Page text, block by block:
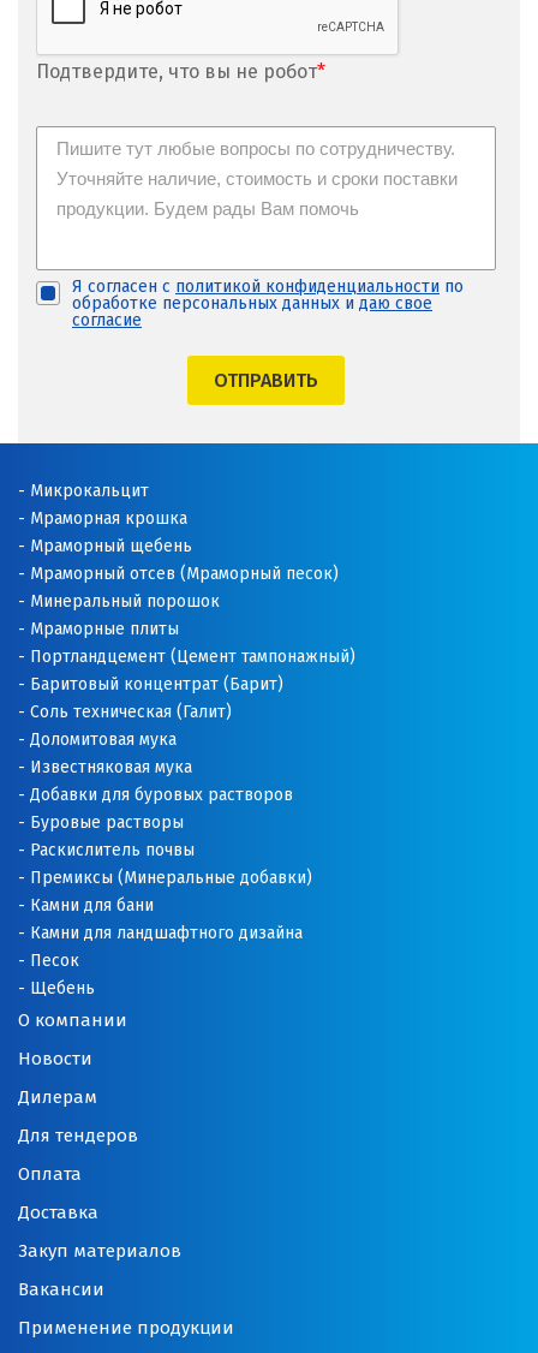
Подтвердите, что вы не робот*
Я согласен с политикой конфиденциальности по
обработке персональных данных и даю свое
согласие
ОТПРАВИТЬ
О компании
Новости
Дилерам
Для тендеров
Оплата
Доставка
Закуп материалов
Вакансии
Применение продукции
Микрокальцит
Мраморная крошка
Мраморный щебень
Мраморный отсев (Мраморный песок)
Минеральный порошок
Мраморные плиты
Портландцемент (Цемент тампонажный)
Баритовый концентрат (Барит)
Соль техническая (Галит)
Доломитовая мука
Известняковая мука
Добавки для буровых растворов
Буровые растворы
Раскислитель почвы
Премиксы (Минеральные добавки)
Камни для бани
Камни для ландшафтного дизайна
Песок
Щебень